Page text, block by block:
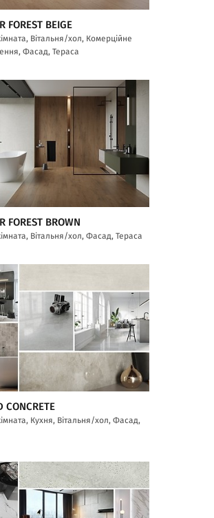
FOREST BEIGE
Вітальня/хол, Комерційне
Фасад, Тераса
FOREST BROWN
Вітальня/хол, Фасад, Тераса
CONCRETE
Кухня, Вітальня/хол, Фасад,